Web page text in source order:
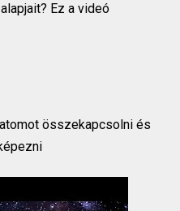
Ez a videó
összekapcsolni és